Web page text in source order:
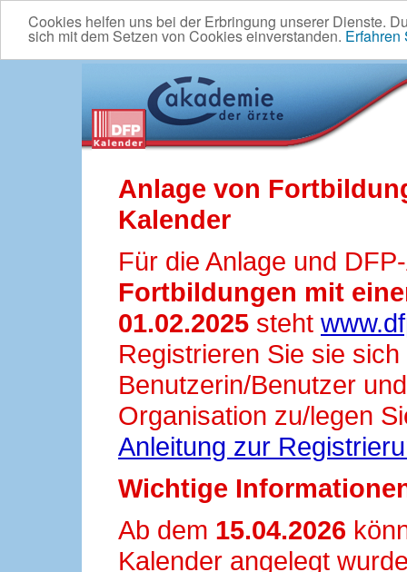
Cookies helfen uns bei der Erbringung unserer Dienste.
sich mit dem Setzen von Cookies einverstanden. Erfahren
Anlage von
Kalender
Für die Anlage und
Fortbildungen mit
01.02.2025 steht
Registrieren Sie sie
Benutzerin/Benutzer
Organisation zu/legen
Anleitung zur
Wichtige
Ab dem 15.04.2026
Kalender angelegt